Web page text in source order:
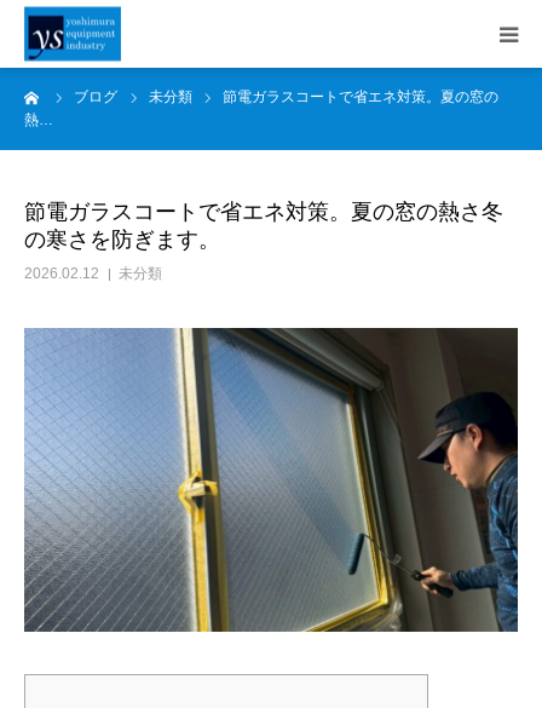
ブログ 未分類
節電ガラスコートで省エネ対策。夏の窓の
熱…
節電ガラスコートで省エネ対策。夏の窓の熱さ冬
の寒さを防ぎます。
2026.02.12 未分類
事業内容
会社案内
お知らせ
ブログ